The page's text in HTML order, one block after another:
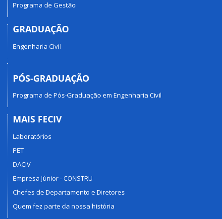
Programa de Gestão
GRADUAÇÃO
Engenharia Civil
PÓS-GRADUAÇÃO
Programa de Pós-Graduação em Engenharia Civil
MAIS FECIV
Laboratórios
PET
DACIV
Empresa Júnior - CONSTRU
Chefes de Departamento e Diretores
Quem fez parte da nossa história